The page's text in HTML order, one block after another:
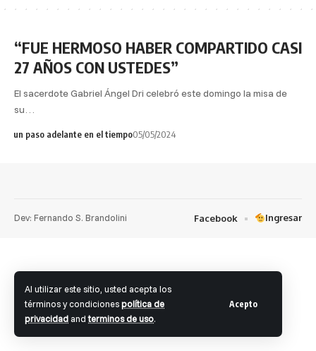
Al utilizar este sitio, usted acepta los
términos y condicionespolítica de
privacidad andterminos de uso.
Acepto
“FUE HERMOSO HABER COMPARTIDO CASI
27 AÑOS CON USTEDES”
El sacerdote Gabriel Ángel Dri celebró este domingo la misa de
su…
un paso adelante en el tiempo05/05/2024
Dev: Fernando S. Brandolini Facebook Ingresar